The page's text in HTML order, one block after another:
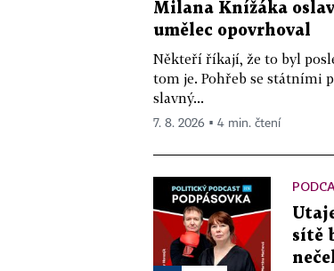
Milana Knížáka
umělec opovrhoval
Někteří říkají, že to byl
tom je. Pohřeb se státními
slavný...
7. 8. 2026 ▪ 4 min. čtení
sítě